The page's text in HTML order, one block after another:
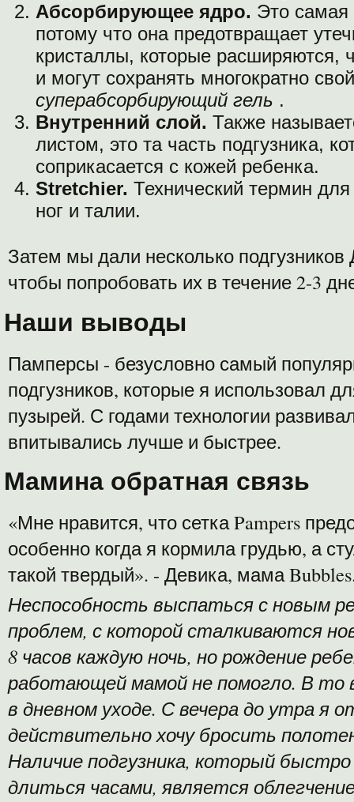
Абсорбирующее ядро. Это самая
потому что она предотвращает
кристаллы, которые расширяются,
и могут сохранять многократно
суперабсорбирующий гель .
Внутренний слой. Также
листом, это та часть подгузника,
соприкасается с кожей ребенка.
Stretchier. Технический термин
ног и талии.
Затем мы дали несколько
чтобы попробовать их в течение 2-3
Наши выводы
Памперсы - безусловно самый
подгузников, которые я использовал
пузырей. С годами технологии
впитывались лучше и быстрее.
Мамина обратная связь
«Мне нравится, что сетка Pampers
особенно когда я кормила грудью, а
такой твердый». - Девика, мама
Неспособность выспаться с новым
проблем, с которой сталкиваются
8 часов каждую ночь, но рождение
работающей мамой не помогло. В то
в дневном уходе. С вечера до утра я
действительно хочу бросить
Наличие подгузника, который
длиться часами, является